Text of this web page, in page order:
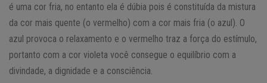
é uma cor fria, no entanto ela é dúbia pois é constituída da mistura
da cor mais quente (o vermelho) com a cor mais fria (o azul). O
azul provoca o relaxamento e o vermelho traz a força do estímulo,
portanto com a cor violeta você consegue o equilíbrio com a
divindade, a dignidade e a consciência.